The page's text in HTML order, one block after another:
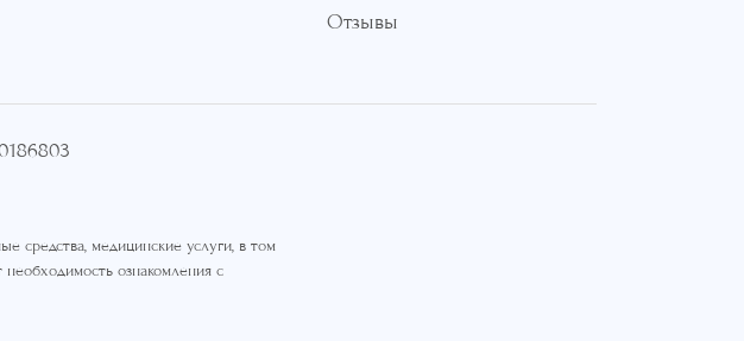
Отзывы
средства, медицинские услуги, в том
ознакомления с